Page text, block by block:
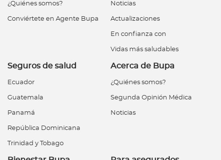
¿Quiénes somos?
Conviértete en Agente Bupa
Noticias
Actualizaciones
En confianza con
Vidas más saludables
Seguros de salud
Ecuador
Guatemala
Panamá
República Dominicana
Trinidad y Tobago
Acerca de Bupa
¿Quiénes somos?
Segunda Opinión Médica
Noticias